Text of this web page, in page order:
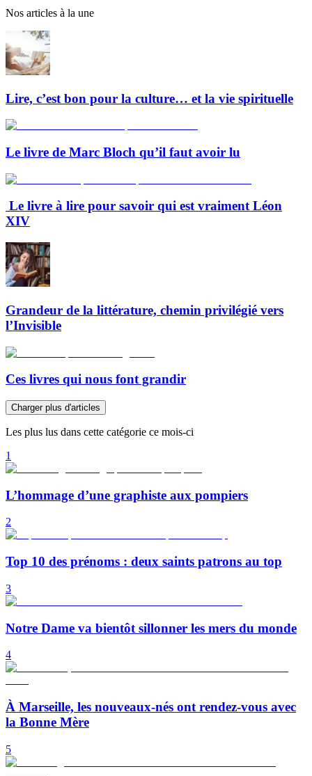
Nos articles à la une
Lire, c’est bon pour la culture… et la vie spirituelle
Le livre de Marc Bloch qu’il faut avoir lu
Le livre à lire pour savoir qui est vraiment Léon
XIV
Grandeur de la littérature, chemin privilégié vers
l’Invisible
Ces livres qui nous font grandir
Charger plus d'articles
Les plus lus dans cette catégorie ce mois-ci
1
L’hommage d’une graphiste aux pompiers
2
Top 10 des prénoms : deux saints patrons au top
3
Notre Dame va bientôt sillonner les mers du monde
4
À Marseille, les nouveaux-nés ont rendez-vous avec
la Bonne Mère
5